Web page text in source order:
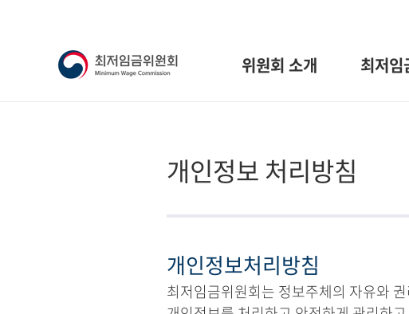
위원회 소개 최저임
개인정보 처리방침
개인정보처리방침
최저임금위원회는 정보주체의 자유와